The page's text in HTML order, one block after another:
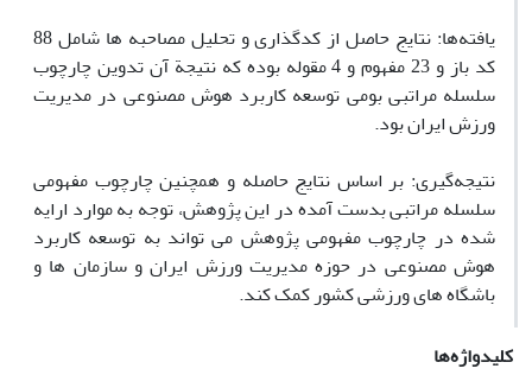
یافته‌ها: نتایج حاصل از کدگذاری و تحلیل مصاحبه ها شامل 88
کد باز و 23 مفهوم و 4 مقوله بوده که نتیجة آن تدوین چارچوب
سلسله مراتبی بومی توسعه کاربرد هوش مصنوعی در مدیریت
ورزش ایران بود.
نتیجه‌گیری: بر اساس نتایج حاصله و همچنین چارچوب مفهومی
سلسله مراتبی بدست آمده در این پژوهش، توجه به موارد ارایه
شده در چارچوب مفهومی پژوهش می تواند به توسعه کاربرد
هوش مصنوعی در حوزه مدیریت ورزش ایران و سازمان ها و
باشگاه های ورزشی کشور کمک کند.
کلیدواژه‌ها